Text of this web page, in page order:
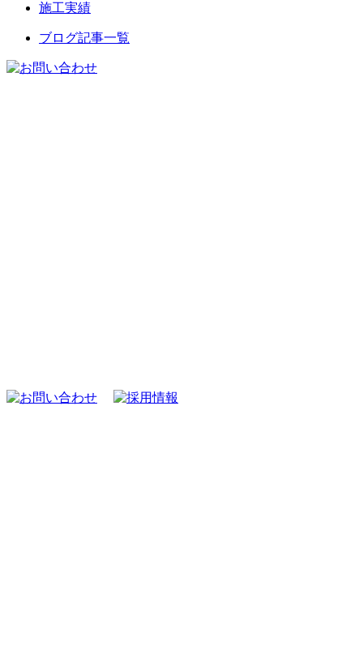
施工実績
ブログ記事一覧